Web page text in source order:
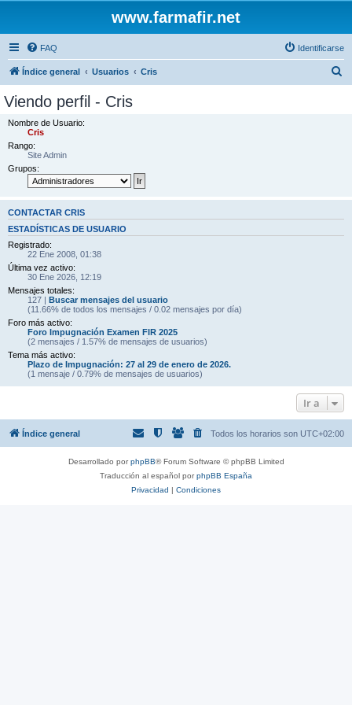
www.farmafir.net
FAQ Identificarse
Índice general Usuarios Cris
Viendo perfil - Cris
Nombre de Usuario:
Cris
Rango:
Site Admin
Grupos:
CONTACTAR CRIS
ESTADÍSTICAS DE USUARIO
Registrado:
22 Ene 2008, 01:38
Última vez activo:
30 Ene 2026, 12:19
Mensajes totales:
127 | Buscar mensajes del usuario
(11.66% de todos los mensajes / 0.02 mensajes por día)
Foro más activo:
Foro Impugnación Examen FIR 2025
(2 mensajes / 1.57% de mensajes de usuarios)
Tema más activo:
Plazo de Impugnación: 27 al 29 de enero de 2026.
(1 mensaje / 0.79% de mensajes de usuarios)
Ir a
Índice general Todos los horarios son UTC+02:00
Desarrollado porphpBB® Forum Software © phpBB Limited
Traducción al español porphpBB España
Privacidad | Condiciones